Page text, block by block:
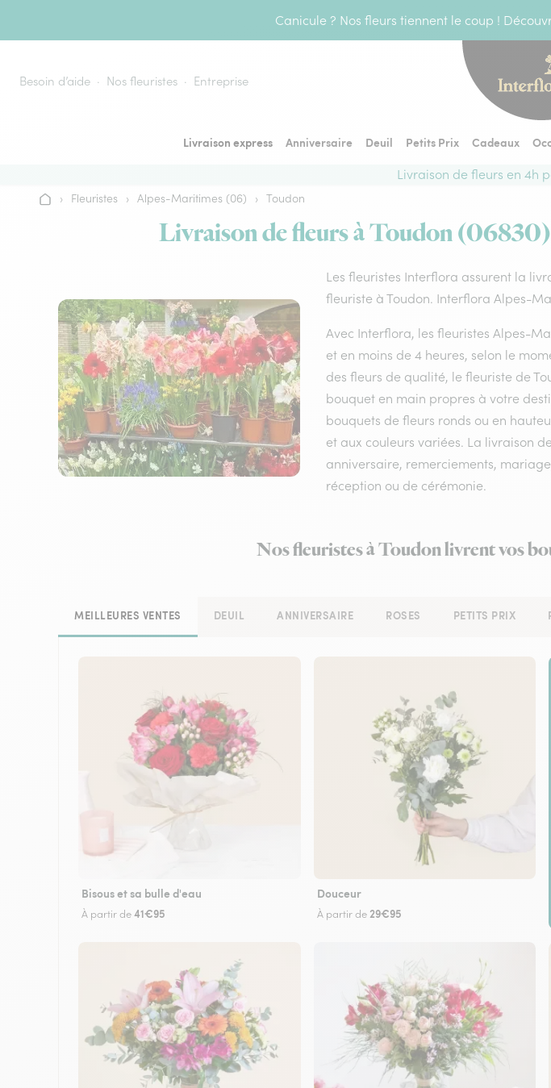
Canicule ? Nos fleurs tiennent le coup !
Besoin d’aide Nos fleuristes Entreprise
Livraison express Anniversaire Deuil Petits Prix Cadeaux
Livraison de fleurs en 4h
Accueil
› Fleuristes › Alpes-Maritimes (06) › Toudon
Livraison de fleurs à Toudon
Les fleuristes Interflora assurent la
fleuriste à Toudon. Interflora Alpes-
Avec Interflora, les fleuristes Alpes-
et en moins de 4 heures, selon le
des fleurs de qualité, le fleuriste de
bouquet en main propres à votre
bouquets de fleurs ronds ou en
et aux couleurs variées. La livraison
anniversaire, remerciements,
réception ou de cérémonie.
Nos fleuristes à Toudon livrent vos
MEILLEURES VENTES DEUIL ANNIVERSAIRE ROSES PETITS PRIX
Bisous et sa bulle d'eau
À partir de41€95
Douceur
À partir de 29€95